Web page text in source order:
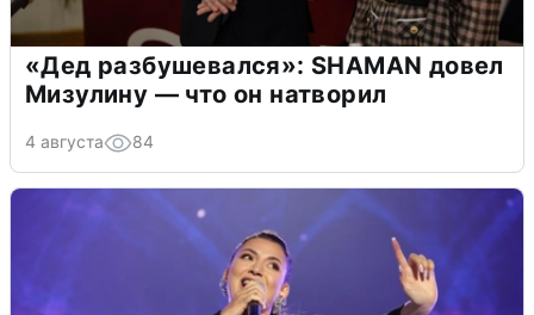
«Дед разбушевался»: SHAMAN довел
Мизулину — что он натворил
4 августа 84